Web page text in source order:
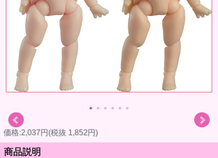
価格:2,037円(税抜 1,852円)
商品説明